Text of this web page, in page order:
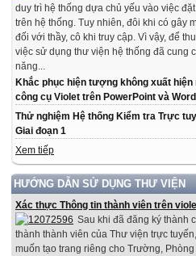
duy trì hệ thống dựa chủ yếu vào việc
trên hệ thống. Tuy nhiên, đôi khi có gây
đối với thầy, cô khi truy cập. Vì vậy, để
việc sử dụng thư viện hệ thống đã cung
năng...
Khắc phục hiện tượng không xuất hiện
công cụ Violet trên PowerPoint và Word
Thử nghiệm Hệ thống Kiểm tra Trực
Giai đoạn 1
Xem tiếp
HƯỚNG DẪN SỬ DỤNG THƯ VIỆN
Xác thực Thông tin thành viên trên
Sau khi đã đăng ký thành
thành thành viên của Thư viện trực
muốn tạo trang riêng cho Trường,